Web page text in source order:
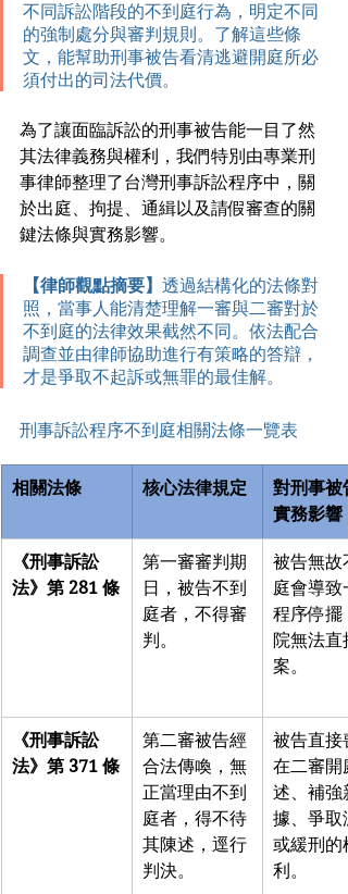
不同訴訟階段的不到庭行為，明定不同
的強制處分與審判規則。了解這些條
文，能幫助刑事被告看清逃避開庭所必
須付出的司法代價。
為了讓面臨訴訟的刑事被告能一目了然
其法律義務與權利，我們特別由專業刑
事律師整理了台灣刑事訴訟程序中，關
於出庭、拘提、通緝以及請假審查的關
鍵法條與實務影響。
【律師觀點摘要】 透過結構化的法條對
照，當事人能清楚理解一審與二審對於
不到庭的法律效果截然不同。依法配合
調查並由律師協助進行有策略的答辯，
才是爭取不起訴或無罪的最佳解。
刑事訴訟程序不到庭相關法條一覽表
相關法條 核心法律規定
對刑事被
實務影響
《刑事訴訟
法》第 281 條
第一審審判期
日，被告不到
庭者，不得審
判。
被告無故
庭會導致
程序停擺
院無法直
案。
《刑事訴訟
法》第 371 條
第二審被告經
合法傳喚，無
正當理由不到
庭者，得不待
其陳述，逕行
判決。
被告直接
在二審開
述、補強
據、爭取
或緩刑的
利。